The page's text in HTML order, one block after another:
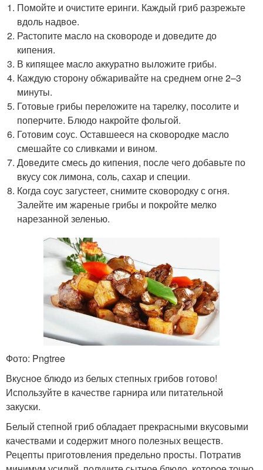
Помойте и очистите еринги. Каждый гриб разрежьте
вдоль надвое.
Растопите масло на сковороде и доведите до
кипения.
В кипящее масло аккуратно выложите грибы.
Каждую сторону обжаривайте на среднем огне 2–3
минуты.
Готовые грибы переложите на тарелку, посолите и
поперчите. Блюдо накройте фольгой.
Готовим соус. Оставшееся на сковородке масло
смешайте со сливками и вином.
Доведите смесь до кипения, после чего добавьте по
вкусу сок лимона, соль, сахар и специи.
Когда соус загустеет, снимите сковородку с огня.
Залейте им жареные грибы и покройте мелко
нарезанной зеленью.
Фото: Pngtree
Вкусное блюдо из белых степных грибов готово!
Используйте в качестве гарнира или питательной
закуски.
Белый степной гриб обладает прекрасными вкусовыми
качествами и содержит много полезных веществ.
Рецепты приготовления предельно просты. Потратив